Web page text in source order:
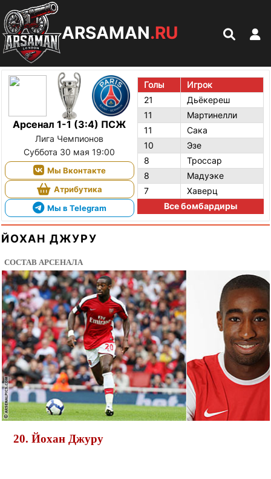
ARSAMAN.RU
Арсенал 1-1 (3:4) ПСЖ
Лига Чемпионов
Суббота 30 мая 19:00
Мы Вконтакте
Атрибутика
Мы в Telegram
Голы
Игрок
21
Дьёкереш
11
Мартинелли
11
Сака
10
Эзе
8
Троссар
8
Мадуэке
7
Хаверц
Все бомбардиры
ЙОХАН ДЖУРУ
СОСТАВ АРСЕНАЛА
20. Йохан Джуру